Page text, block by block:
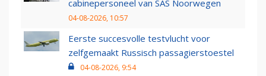
cabinepersoneel van SAS Noorwegen
04-08-2026, 10:57
Eerste succesvolle testvlucht voor
zelfgemaakt Russisch passagierstoestel
04-08-2026, 9:54